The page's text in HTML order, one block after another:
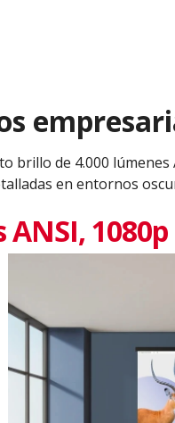
brillo de 4.000
en entornos
ANSI, 1080p